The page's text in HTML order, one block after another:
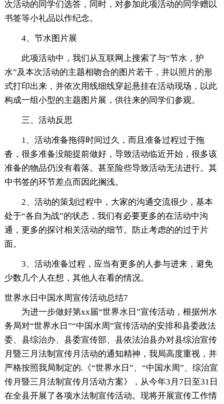
次活动的同学们选答，同时，对参加此项活动的同学赠以
书签等小礼品以作纪念。
4、节水图片展
此项活动中，我们从互联网上搜索了与“节水，护
水”及本次活动的主题相吻合的图片若干，并以照片的形
式打印出来，并依次用线细线穿起悬挂在活动现场，以此
构成一组小型的主题图片展，供往来的同学们参观。
三、活动反思
1、活动准备拖得时间过久，而且准备过程过于拖
沓，很多准备没能提前做好，导致活动临近开始，很多该
准备的物品仍没有着落。甚至险些导致活动无法进行。其
中书签的环节差点而因此搁浅。
2、活动的策划过程中，大家的沟通交流很少，基本
处于“各自为战”的状态，我们有必要更多的在活动中沟
通，更多的探讨相关活动的细节。防止考虑的的过于片
面。
3、活动准备过程，应当有更多的人参与进来，避免
少数几个人在想，其他人在看的情况。
世界水日中国水周宣传活动总结7
为进一步做好第xx届“世界水日”宣传活动，根据州水
务局对“世界水日”“中国水周”宣传活动的安排和县委政法
委、县综治办、县委宣传部、县依法治县办对县综治宣传
月暨三月法制宣传月活动的通知精神，我局高度重视，并
严格按照我局制定的.《“世界水日”、“中国水周”、综治宣
传月暨三月法制宣传月活动方案》，从今年3月7日至31日
在全县开展了各项水法制宣传活动。现将开展宣传工作情